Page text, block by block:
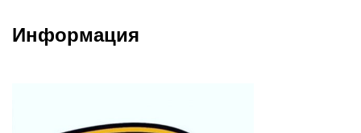
Информация